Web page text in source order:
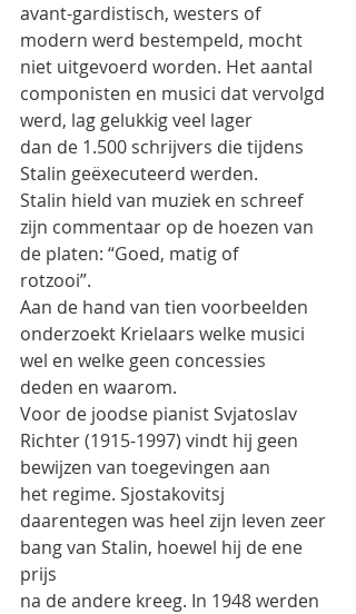
avant-gardistisch, westers of
modern werd bestempeld, mocht
niet uitgevoerd worden. Het aantal
componisten en musici dat vervolgd
werd, lag gelukkig veel lager
dan de 1.500 schrijvers die tijdens
Stalin geëxecuteerd werden.
Stalin hield van muziek en schreef
zijn commentaar op de hoezen van
de platen: “Goed, matig of
rotzooi”.
Aan de hand van tien voorbeelden
onderzoekt Krielaars welke musici
wel en welke geen concessies
deden en waarom.
Voor de joodse pianist Svjatoslav
Richter (1915-1997) vindt hij geen
bewijzen van toegevingen aan
het regime. Sjostakovitsj
daarentegen was heel zijn leven zeer
bang van Stalin, hoewel hij de ene
prijs
na de andere kreeg. In 1948 werden